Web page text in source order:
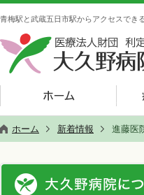
青梅駅と武蔵五日市駅からアクセスで
ホーム 新着情報 進藤医